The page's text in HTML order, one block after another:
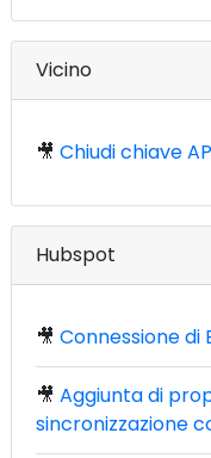
Vicino
🎥 Chiudi chiave
Hubspot
🎥 Connessione di
🎥 Aggiunta di
sincronizzazione